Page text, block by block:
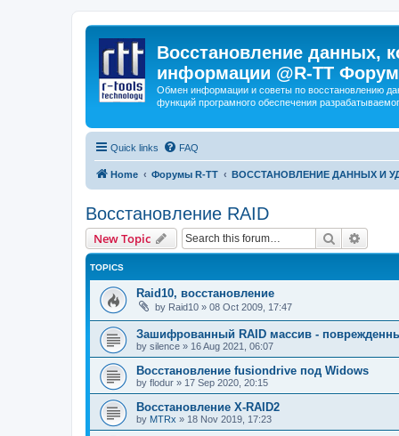
Восстановление данных,
информации @R-TT Форум
Обмен информации и советы по восстановлению
функций програмного обеспечения
Quick links FAQ
Home Форумы R-TT ВОССТАНОВЛЕНИЕ ДАННЫХ И
Восстановление RAID
New Topic Search
TOPICS
Raid10, восстановление
by Raid10 » 08 Oct 2009, 17:47
Зашифрованный RAID массив -
by silence » 16 Aug 2021, 06:07
Восстановление fusiondrive под Widows
by flodur » 17 Sep 2020, 20:15
Восстановление X-RAID2
by MTRx » 18 Nov 2019, 17:23